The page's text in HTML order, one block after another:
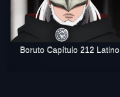
Boruto Capítulo 212 Latino